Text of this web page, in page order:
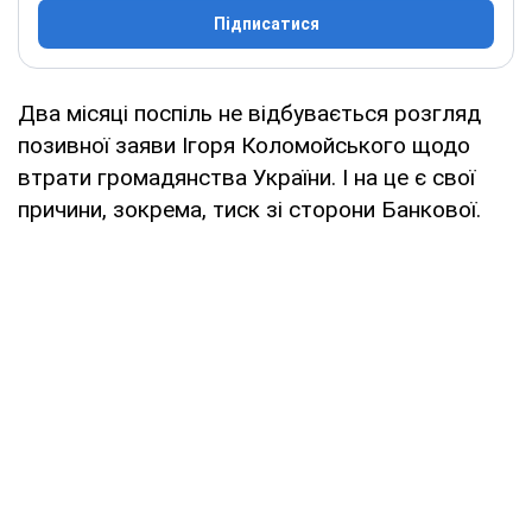
Підписатися
Два місяці поспіль не відбувається розгляд
позивної заяви Ігоря Коломойського щодо
втрати громадянства України. І на це є свої
причини, зокрема, тиск зі сторони Банкової.